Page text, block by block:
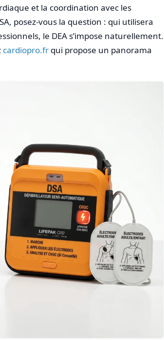
et la coordination avec les
posez-vous la question : qui utilisera
le DEA s’impose naturellement.
cardiopro.frqui propose un panorama